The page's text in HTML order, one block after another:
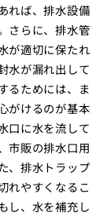
れば、排水設備
さらに、排水管
が適切に保たれ
水が漏れ出して
るためには、ま
がけるのが基本
口に水を流して
市販の排水口用
、排水トラップ
れやすくなるこ
し、水を補充し